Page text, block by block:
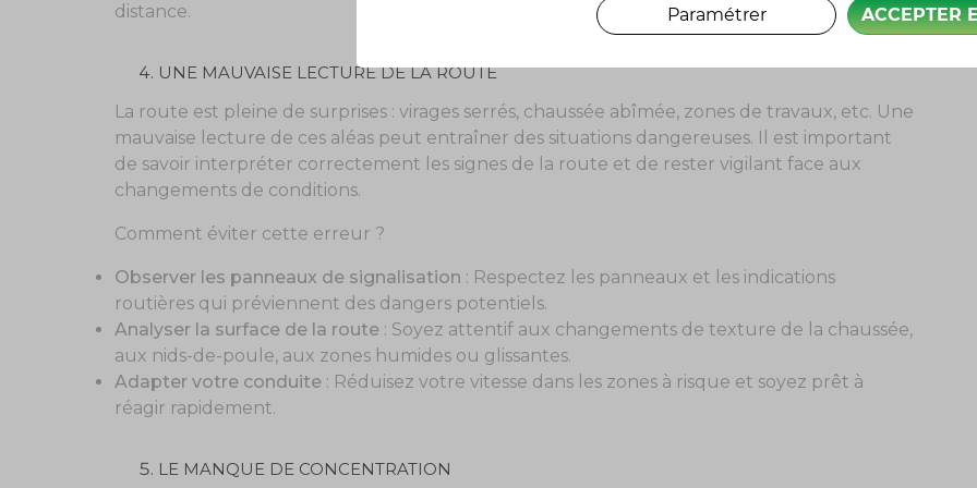
distance.
UNE MAUVAISE LECTURE DE LA ROUTE
La route est pleine de surprises : virages serrés, chaussée abîmée, zones de travaux, etc. Une
mauvaise lecture de ces aléas peut entraîner des situations dangereuses. Il est important
de savoir interpréter correctement les signes de la route et de rester vigilant face aux
changements de conditions.
Comment éviter cette erreur ?
Observer les panneaux de signalisation : Respectez les panneaux et les indications
routières qui préviennent des dangers potentiels.
Analyser la surface de la route: Soyez attentif aux changements de texture de la chaussée,
aux nids-de-poule, aux zones humides ou glissantes.
Adapter votre conduite: Réduisez votre vitesse dans les zones à risque et soyez prêt à
réagir rapidement.
LE MANQUE DE CONCENTRATION
ACCEPTER
Paramétrer